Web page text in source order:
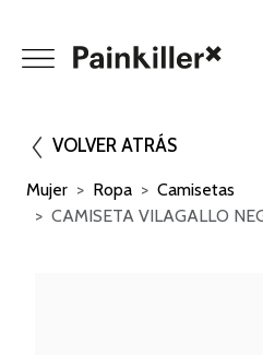
VOLVER ATRÁS
Mujer Ropa
Camisetas
CAMISETA VILAGALLO